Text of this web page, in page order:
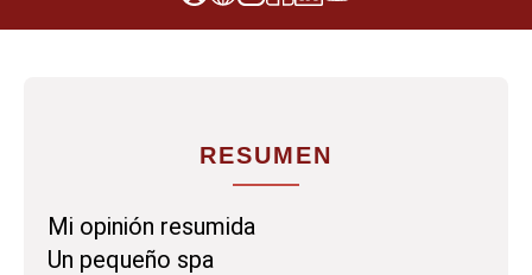
RESUMEN
Mi opinión resumida
Un pequeño spa